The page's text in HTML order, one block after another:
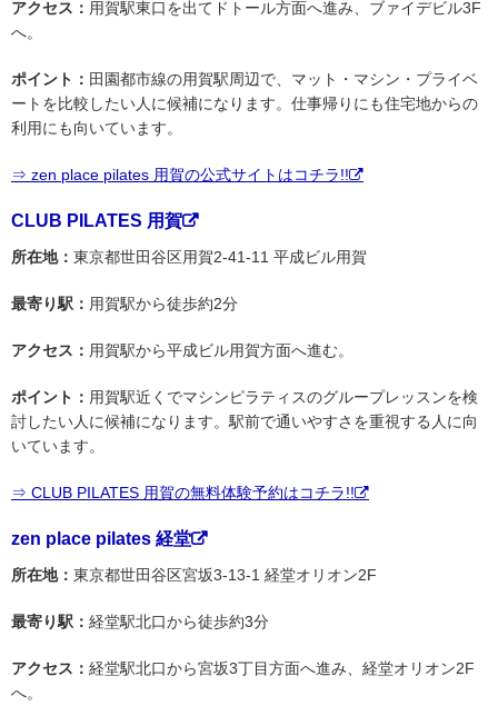
アクセス： 用賀駅東口を出てドトール方面へ進み、ブァイデビル3F
へ。
ポイント： 田園都市線の用賀駅周辺で、マット・マシン・プライベ
ートを比較したい人に候補になります。仕事帰りにも住宅地からの
利用にも向いています。
⇒ zen place pilates 用賀の公式サイトはコチラ!!
CLUB PILATES 用賀
所在地： 東京都世田谷区用賀2-41-11 平成ビル用賀
最寄り駅： 用賀駅から徒歩約2分
アクセス： 用賀駅から平成ビル用賀方面へ進む。
ポイント： 用賀駅近くでマシンピラティスのグループレッスンを検
討したい人に候補になります。駅前で通いやすさを重視する人に向
いています。
⇒ CLUB PILATES 用賀の無料体験予約はコチラ!!
zen place pilates 経堂
所在地： 東京都世田谷区宮坂3-13-1 経堂オリオン2F
最寄り駅： 経堂駅北口から徒歩約3分
アクセス： 経堂駅北口から宮坂3丁目方面へ進み、経堂オリオン2F
へ。